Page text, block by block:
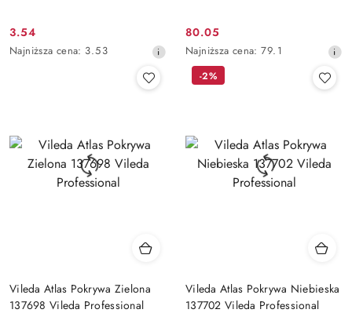
Cena
promocyjna:
3.54
Najniższa
obniżką
Najniższa cena: 3.53
Cena
promocyjna:
80.05
Najniższa
cena
obniżką
Najniższa cena: 79.1
Vileda Atlas Pokrywa Zielona
137698 Vileda Professional
Vileda Atlas Pokrywa Niebieska
137702 Vileda Professional
-2%